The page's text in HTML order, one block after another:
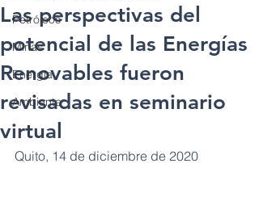
Petróleos
Minas
Energía
Ambiente
Las perspectivas del
potencial de las Energías
Renovables fueron
revisadas en seminario
virtual
Quito, 14 de diciembre de 2020